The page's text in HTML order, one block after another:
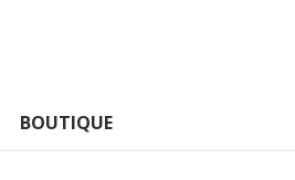
BOUTIQUE